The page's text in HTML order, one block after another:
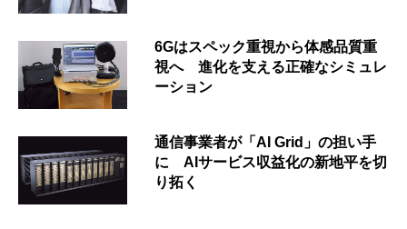
6Gはスペック重視から体感品質重
視へ 進化を支える正確なシミュレ
ーション
通信事業者が「AI Grid」の担い手
に AIサービス収益化の新地平を切
り拓く